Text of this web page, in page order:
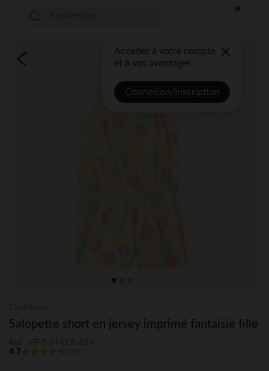
Accédez à votre compte
et à vos avantages
Connexion/Inscription
Salopette short en jersey imprimé fantaisie fille
4.7